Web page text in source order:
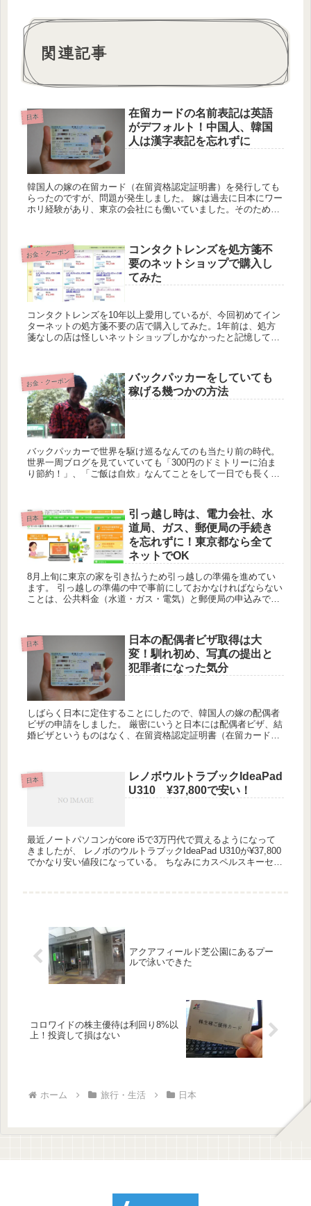
関連記事
日本
在留カードの名前表記は英語
がデフォルト！中国人、韓国
人は漢字表記を忘れずに
韓国人の嫁の在留カード（在留資格認定証明書）を発行しても
らったのですが、問題が発生しました。 嫁は過去に日本にワー
ホリ経験があり、東京の会社にも働いていました。そのため今
お金・クーポン
コンタクトレンズを処方箋不
要のネットショップで購入し
てみた
コンタクトレンズを10年以上愛用しているが、今回初めてイン
ターネットの処方箋不要の店で購入してみた。1年前は、処方
箋なしの店は怪しいネットショップしかなかったと記憶してい
お金・クーポン
バックパッカーをしていても
稼げる幾つかの方法
バックパッカーで世界を駆け巡るなんてのも当たり前の時代。
世界一周ブログを見ていていても「300円のドミトリーに泊ま
り節約！」、「ご飯は自炊」なんてことをして一日でも長く旅
日本
引っ越し時は、電力会社、水
道局、ガス、郵便局の手続き
を忘れずに！東京都なら全て
ネットでOK
8月上旬に東京の家を引き払うため引っ越しの準備を進めてい
ます。 引っ越しの準備の中で事前にしておかなければならない
ことは、公共料金（水道・ガス・電気）と郵便局の申込みで
日本
日本の配偶者ビザ取得は大
変！馴れ初め、写真の提出と
犯罪者になった気分
しばらく日本に定住することにしたので、韓国人の嫁の配偶者
ビザの申請をしました。 厳密にいうと日本には配偶者ビザ、結
婚ビザというものはなく、在留資格認定証明書（在留カード）
日本
レノボウルトラブックIdeaPad
U310 ¥37,800で安い！
最近ノートパソコンがcore i5で3万円代で買えるようになって
きましたが、 レノボのウルトラブックIdeaPad U310が¥37,800
でかなり安い値段になっている。 ちなみにカスペルスキーセキ
アクアフィールド芝公園にあるプー
ルで泳いできた
コロワイドの株主優待は利回り8%以
上！投資して損はない
ホーム 旅行・生活 日本